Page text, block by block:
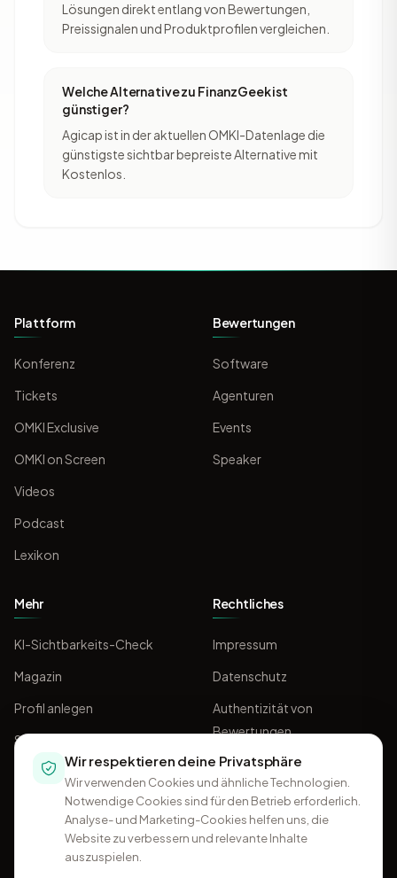
Lösungen direkt entlang von Bewertungen,
Preissignalen und Produktprofilen vergleichen.
Welche Alternative zu FinanzGeek ist
günstiger?
Agicap ist in der aktuellen OMKI-Datenlage die
günstigste sichtbar bepreiste Alternative mit
Kostenlos.
Plattform
Konferenz
Tickets
OMKI Exclusive
OMKI on Screen
Videos
Podcast
Lexikon
Bewertungen
Software
Agenturen
Events
Speaker
Mehr
KI-Sichtbarkeits-Check
Magazin
Profil anlegen
Sponsoring
Rechtliches
Impressum
Datenschutz
Authentizität von
Bewertungen
AGB
Wir respektieren deine Privatsphäre
Wir verwenden Cookies und ähnliche Technologien.
Notwendige Cookies sind für den Betrieb erforderlich.
Analyse- und Marketing-Cookies helfen uns, die
Website zu verbessern und relevante Inhalte
auszuspielen.